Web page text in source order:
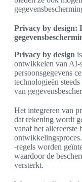
Privacy by design:
Privacy by design
ontwikkelen van AI-
persoonsgegevens
technologieën
van
Het integreren van
dat rekening wordt
vanaf het allereerste
-regels worden
waardoor de
versterkt.